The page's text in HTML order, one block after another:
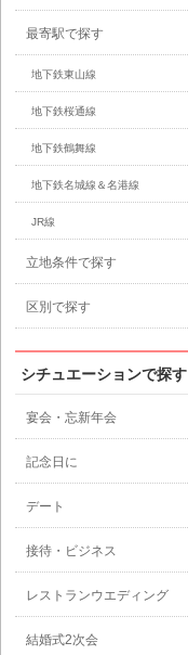
最寄駅で探す
地下鉄東山線
地下鉄桜通線
地下鉄鶴舞線
地下鉄名城線＆名港線
JR線
立地条件で探す
区別で探す
シチュエーションで探す
宴会・忘新年会
記念日に
デート
接待・ビジネス
レストランウエディング
結婚式2次会